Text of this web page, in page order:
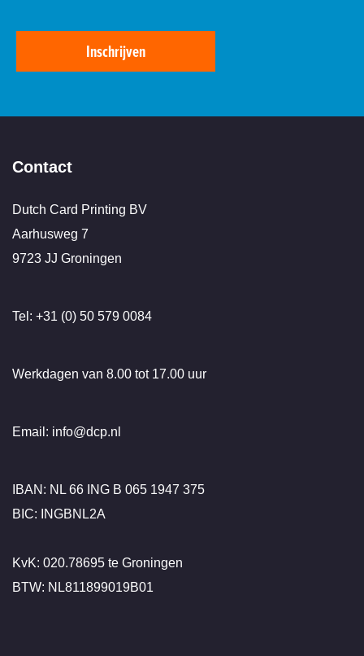
Inschrijven
Contact
Dutch Card Printing BV
Aarhusweg 7
9723 JJ Groningen
Tel: +31 (0) 50 579 0084
Werkdagen van 8.00 tot 17.00 uur
Email: info@dcp.nl
IBAN: NL 66 ING B 065 1947 375
BIC: INGBNL2A
KvK: 020.78695 te Groningen
BTW: NL811899019B01